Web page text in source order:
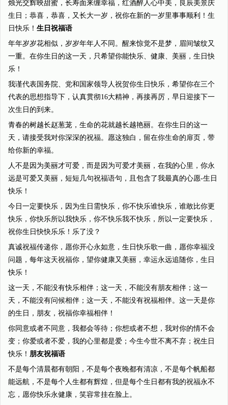
烛光交辉映甜蜜，长寿面来缠幸福，红酒醉人心中美，良辰美景庆
生日；恭喜，恭喜，又长大一岁，祝你在新的一岁里事事顺利！生
日快乐！ 生日祝福语
年年岁岁花相似，岁岁年年人不同。醒来惊觉不是梦，眉间皱纹又
一重。在你生日的这一天，只希望你能快乐、健康、美丽，生日快
乐！
我谨代表国务院、党和国家领导人祝贺你生日快乐，希望你在三个
代表的思想指导下，认真贯彻16大精神，再接再厉，早日迎接下一
次生日的到来。
青春的树越长赵葱茏，生命的花就越长越艳丽。在你生日的这一
天，请接受我对你深深的祝福。愿这独白，留在你生命的扉页，带
给你新的幸福。
人不是因为美丽才可爱，而是因为可爱才美丽，在我的心里，你永
远是可爱又美丽，短短几句祝福语句，且包含了我最真的心愿-生日
快乐！
今日一定要快乐，因为生日需快乐，你不快乐谁快乐，谁敢比你更
快乐，你快乐所以我快乐，你不快乐我不快乐，所以一定要快乐，
祝你生日快快乐乐！乐了没？
真诚祝福传递你，愿你开心永如意，生日快乐歌一曲，愿你幸福没
问题，每年这天祝福你，望你健康又美丽，幸运永远追随你，生日
快乐！
这一天，不能没有快乐相伴；这一天，不能没有朋友相伴；这一
天，不能没有问候相伴；这一天，不能没有祝福相伴。这一天是你
的生日，朋友，祝福你幸福相伴！
你同意或者不同意，我都会等待；你想或者不想，我对你的情不会
变；你爱或者不爱，我的心里都是爱；今生今世不离不弃；祝生日
快乐！ 朋友祝福语
不是每个清晨都有朝阳，不是每个夜晚都有清凉，不是每个帆船都
能远航，不是每个人生都有辉煌，但是每个生日都有我的祝福永不
忘，愿你快乐永健康，笑容常挂在脸上。